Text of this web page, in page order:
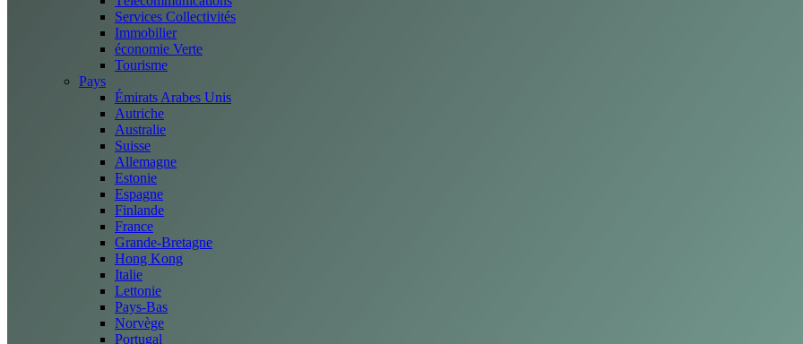
Services Collectivités
Immobilier
économie Verte
Tourisme
Pays
Émirats Arabes Unis
Autriche
Australie
Suisse
Allemagne
Estonie
Espagne
Finlande
France
Grande-Bretagne
Hong Kong
Italie
Lettonie
Pays-Bas
Norvège
Portugal